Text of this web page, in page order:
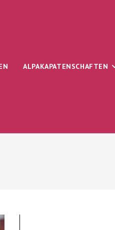
ALPAKAPATENSCHAFTEN